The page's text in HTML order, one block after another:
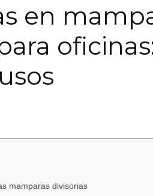
en
mamparas divisorias